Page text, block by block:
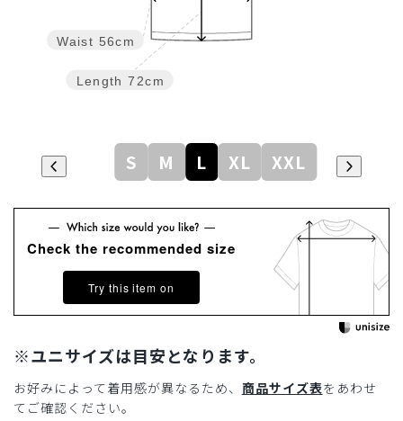
Length 72cm
Waist 56cm
S M L XL XXL
Check the recommended size
Try this item on
※ユニサイズは目安となります。
お好みによって着用感が異なるため、 商品サイズ表をあわせ
てご確認ください。